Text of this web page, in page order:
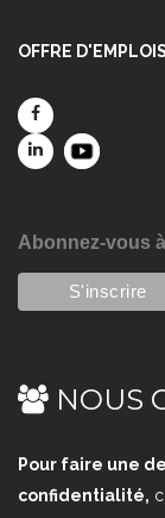
OFFRE
Abonnez-vous
NOUS
Pour faire une
confidentialité,